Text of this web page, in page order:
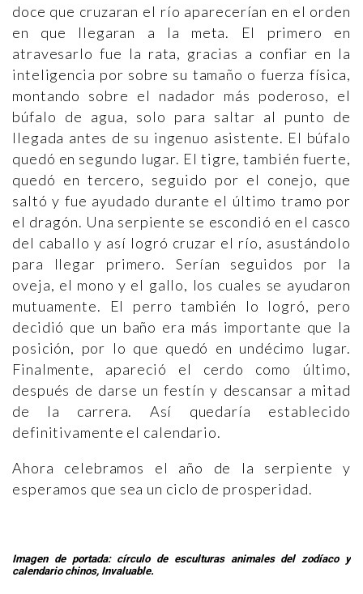
doce que cruzaran el río aparecerían en el orden
en que llegaran a la meta. El primero en
atravesarlo fue la rata, gracias a confiar en la
inteligencia por sobre su tamaño o fuerza física,
montando sobre el nadador más poderoso, el
búfalo de agua, solo para saltar al punto de
llegada antes de su ingenuo asistente. El búfalo
quedó en segundo lugar. El tigre, también fuerte,
quedó en tercero, seguido por el conejo, que
saltó y fue ayudado durante el último tramo por
el dragón. Una serpiente se escondió en el casco
del caballo y así logró cruzar el río, asustándolo
para llegar primero. Serían seguidos por la
oveja, el mono y el gallo, los cuales se ayudaron
mutuamente. El perro también lo logró, pero
decidió que un baño era más importante que la
posición, por lo que quedó en undécimo lugar.
Finalmente, apareció el cerdo como último,
después de darse un festín y descansar a mitad
de la carrera. Así quedaría establecido
definitivamente el calendario.
Ahora celebramos el año de la serpiente y
esperamos que sea un ciclo de prosperidad.
Imagen de portada: círculo de esculturas animales del zodíaco y
calendario chinos, Invaluable.